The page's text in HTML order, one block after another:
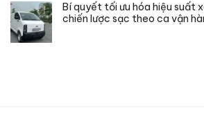
Bí quyết tối ưu hóa hiệu suất
chiến lược sạc theo ca vận